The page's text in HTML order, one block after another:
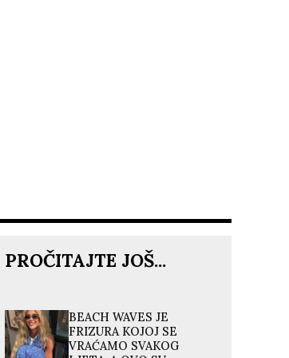
PROČITAJTE JOŠ...
BEACH WAVES JE
FRIZURA KOJOJ SE
VRAĆAMO SVAKOG